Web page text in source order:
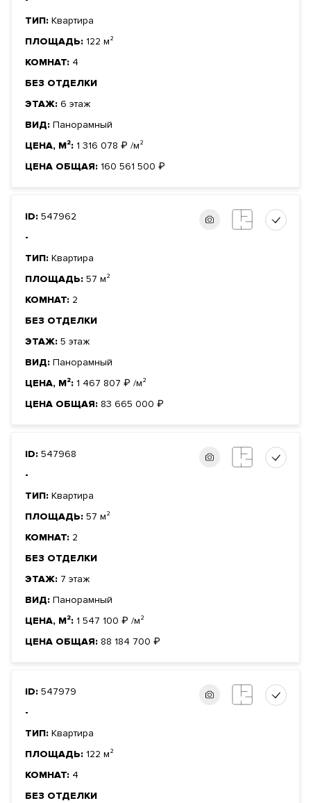
ТИП: Квартира
ПЛОЩАДЬ: 122 м²
КОМНАТ: 4
БЕЗ ОТДЕЛКИ
ЭТАЖ: 6 этаж
ВИД: Панорамный
ЦЕНА, М²: 1 316 078 ₽ /м²
ЦЕНА ОБЩАЯ: 160 561 500 ₽
ID: 547962
-
ТИП: Квартира
ПЛОЩАДЬ: 57 м²
КОМНАТ: 2
БЕЗ ОТДЕЛКИ
ЭТАЖ: 5 этаж
ВИД: Панорамный
ЦЕНА, М²: 1 467 807 ₽ /м²
ЦЕНА ОБЩАЯ: 83 665 000 ₽
ID: 547968
-
ТИП: Квартира
ПЛОЩАДЬ: 57 м²
КОМНАТ: 2
БЕЗ ОТДЕЛКИ
ЭТАЖ: 7 этаж
ВИД: Панорамный
ЦЕНА, М²: 1 547 100 ₽ /м²
ЦЕНА ОБЩАЯ: 88 184 700 ₽
ID: 547979
-
ТИП: Квартира
ПЛОЩАДЬ: 122 м²
КОМНАТ: 4
БЕЗ ОТДЕЛКИ